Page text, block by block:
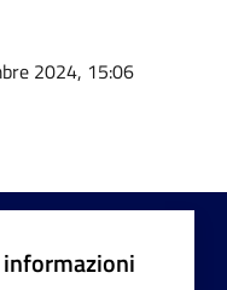
2024, 15:06
informazioni